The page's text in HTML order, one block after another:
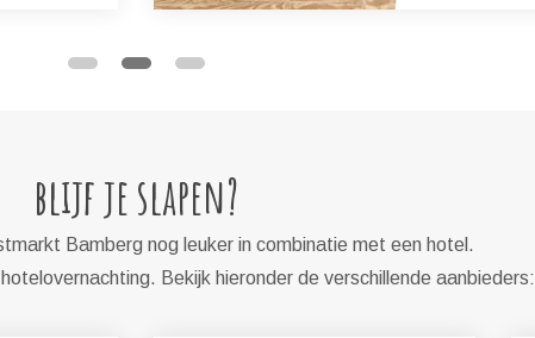
blijf je slapen?
Bamberg nog leuker in combinatie met een hotel.
Bekijk hieronder de verschillende aanbieders: